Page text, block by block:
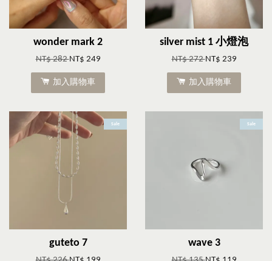
wonder mark 2
NT$ 282NT$ 249
加入購物車
silver mist 1 小燈泡
NT$ 272NT$ 239
加入購物車
Sale
guteto 7
Sale
wave 3